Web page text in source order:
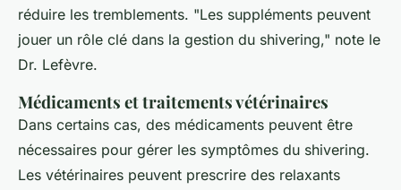
réduire les tremblements. "Les suppléments peuvent
jouer un rôle clé dans la gestion du shivering," note le
Dr. Lefèvre.
Médicaments et traitements vétérinaires
Dans certains cas, des médicaments peuvent être
nécessaires pour gérer les symptômes du shivering.
Les vétérinaires peuvent prescrire des relaxants